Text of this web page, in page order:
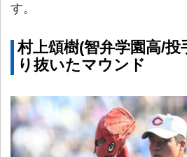
す。
村上頌樹(智弁学園高/
り抜いたマウンド